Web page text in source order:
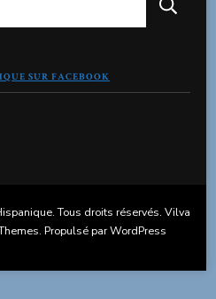
SUR FACEBOOK
. Tous droits réservés. Vilva
. Propulsé parWordPress